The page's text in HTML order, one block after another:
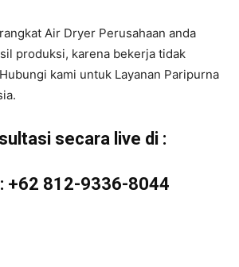
Air Dryer Perusahaan anda
produksi, karena bekerja tidak
kami untuk Layanan Paripurna
secara live di :
+62 812-9336-8044